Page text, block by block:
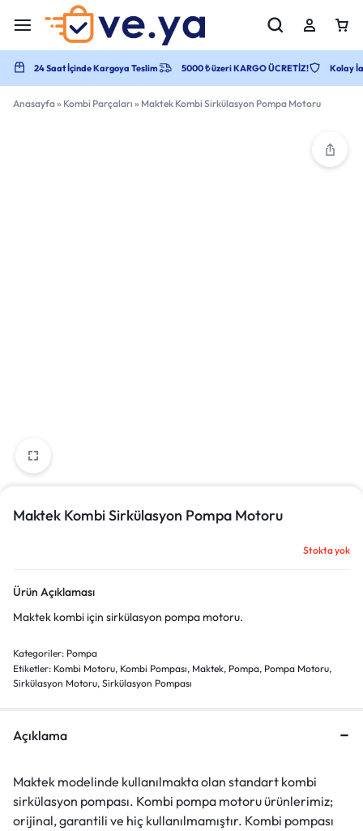
24 Saat İçinde Kargoya Teslim 5000 ₺ üzeri KARGO ÜCRETİZ! Kolay
Anasayfa» Kombi Parçaları » Maktek Kombi Sirkülasyon Pompa Motoru
Maktek Kombi Sirkülasyon Pompa Motoru
Stokta yok
Ürün Açıklaması
Maktek kombi için sirkülasyon pompa motoru.
Kategoriler: Pompa
Etiketler: Kombi Motoru, Kombi Pompası, Maktek, Pompa, Pompa Motoru,
Sirkülasyon Motoru, Sirkülasyon Pompası
Açıklama
Maktek modelinde kullanılmakta olan standart kombi
sirkülasyon pompası. Kombi pompa motoru ürünlerimiz;
orijinal, garantili ve hiç kullanılmamıştır. Kombi pompası